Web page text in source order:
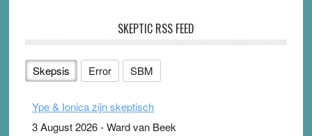
SKEPTIC RSS FEED
Skepsis Error SBM
Ype & Ionica zijn skeptisch
3 August 2026-Ward van Beek